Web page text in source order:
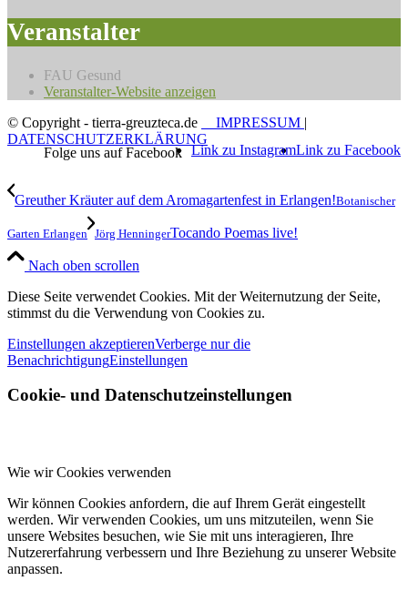
Veranstalter
FAU Gesund
Veranstalter-Website anzeigen
© Copyright - tierra-greuzteca.de
IMPRESSUM |
DATENSCHUTZERKLÄRUNG
Link zu Facebook
Link zu Instagram
Greuther Kräuter auf dem Aromagartenfest in Erlangen!Botanischer
Garten Erlangen Jörg HenningerTocando Poemas live!
Nach oben scrollen
Diese Seite verwendet Cookies. Mit der Weiternutzung der Seite,
stimmst du die Verwendung von Cookies zu.
Einstellungen akzeptierenVerberge nur die
BenachrichtigungEinstellungen
Cookie- und Datenschutzeinstellungen
Wie wir Cookies verwenden
Wir können Cookies anfordern, die auf Ihrem Gerät eingestellt
werden. Wir verwenden Cookies, um uns mitzuteilen, wenn Sie
unsere Websites besuchen, wie Sie mit uns interagieren, Ihre
Nutzererfahrung verbessern und Ihre Beziehung zu unserer Website
anpassen.